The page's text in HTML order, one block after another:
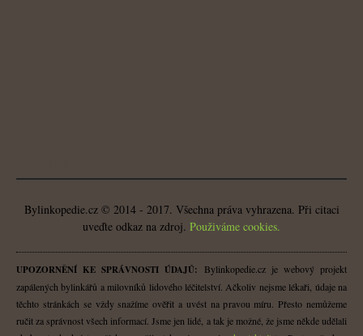
Bylinkopedie.cz © 2014 - 2017. Všechna práva vyhrazena. Při citaci
uveďte odkaz na zdroj. Použiváme cookies.
UPOZORNĚNÍ KE SPRÁVNOSTI ÚDAJŮ: Bylinkopedie.cz je webový projekt
zapálených bylinkářů a milovníků lidového léčitelství. Ačkoliv nejsme lékaři, údaje na
těchto stránkách se vždy snažíme ověřit a uvést na pravou míru. Přesto nemůžeme
ručit za správnost všech informací. Jsme jen lidé, a tak je možné, že jsme někde udělali